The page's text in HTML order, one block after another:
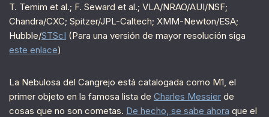
T. Temim et al.; F. Seward et al.; VLA/NRAO/AUI/NSF;
Chandra/CXC; Spitzer/JPL-Caltech; XMM-Newton/ESA;
Hubble/STScI (Para una versión de mayor resolución siga
este enlace)
La Nebulosa del Cangrejo está catalogada como M1, el
primer objeto en la famosa lista de Charles Messier de
cosas que no son cometas. De hecho, se sabe ahora que el